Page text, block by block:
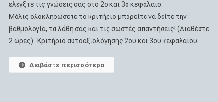
ελέγξτε τις γνώσεις σας στο 2ο και 3ο κεφάλαιο.
Μόλις ολοκληρώσετε το κριτήριο μπορείτε να δείτε την
βαθμολογία, τα λάθη σας και τις σωστές απαντήσεις! (Διαθέστε
2 ώρες). Κριτήριο αυτοαξιολόγησης 2ου και 3ου κεφαλαίου
Διαβάστε περισσότερα